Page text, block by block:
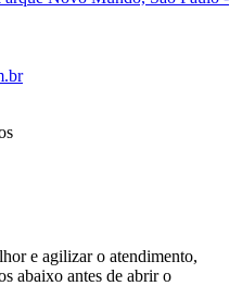
e agilizar o atendimento,
abaixo antes de abrir o